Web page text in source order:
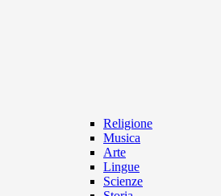
Religione
Musica
Arte
Lingue
Scienze